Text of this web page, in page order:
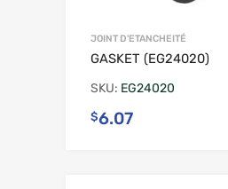
JOINT D'ETANCHEITÉ
GASKET (EG24020)
SKU: EG24020
$6.07